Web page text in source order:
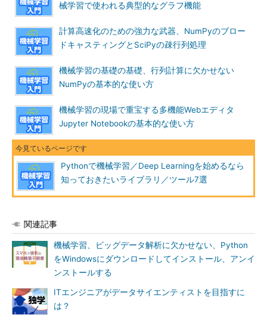
「Matplotlib」
Matplotlib
Matplotlibはグラフ描画のためのライブラリです。散布図、折
れ線グラフ、棒グラフ、ヒストグラム、円グラフなどを描く機能
があります。3次元のグラフを描くこともできます。また、グラ
フにさまざまな視覚効果を付けることができます。
も、Matplotlib公式サイト内にある
かと思います。また、
後述するJupyter Notebookと組み合わせ
ると視覚的なプレゼンテーションが可能です。
図を描くという行為そのものは、機械学習のタスクとは直接関
係ありませんが、グラフを使ってデータを可視化することで機械
学習アルゴリズムのチューニングのヒントが得られることがよく
械学習で使われる典型的なグラフ機能
計算高速化のための強力な武器、NumPyのブロー
ドキャスティングとSciPyの疎行列処理
機械学習の基礎の基礎、行列計算に欠かせない
NumPyの基本的な使い方
機械学習の現場で重宝する多機能Webエディタ
Jupyter Notebookの基本的な使い方
Pythonで機械学習／Deep Learningを始めるなら
知っておきたいライブラリ／ツール7選
関連記事
機械学習、ビッグデータ解析に欠かせない、Python
をWindowsにダウンロードしてインストール、アンイ
ンストールする
ITエンジニアがデータサイエンティストを目指すに
は？